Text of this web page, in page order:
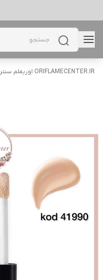
ORIFLAMECENTER.IR اوریفلم سنتر